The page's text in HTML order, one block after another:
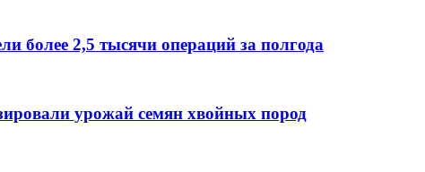
более 2,5 тыcячи операций за полгода
урожай семян хвойных пород